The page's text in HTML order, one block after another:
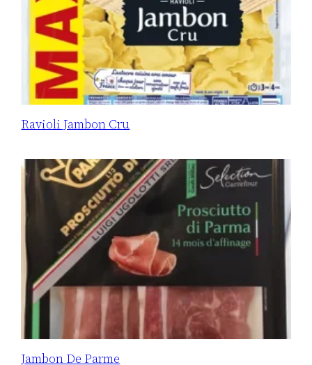
Ravioli Jambon Cru
Jambon De Parme